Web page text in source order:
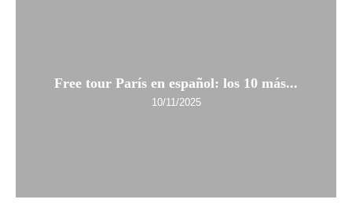
Free tour París en español: los 10 más...
10/11/2025